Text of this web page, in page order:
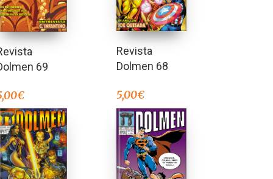
69
€
Revista
Dolmen 68
5,00€